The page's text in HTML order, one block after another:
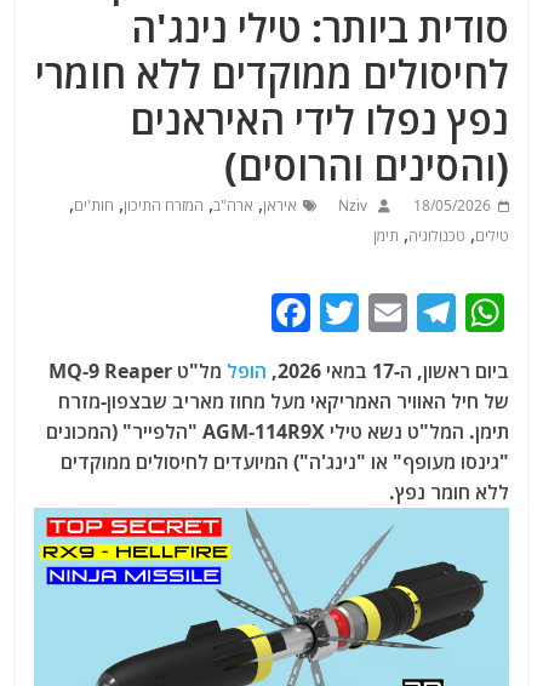
סודית ביותר: טילי נינג'ה
לחיסולים ממוקדים ללא חומרי
נפץ נפלו לידי האיראנים
(והסינים והרוסים)
18/05/2026
Nziv איראן, ארה"ב, המזרח התיכון, חות'ים,
טילים, טכנולוגיה, תימן
W
at
s
A
p
T
el
e
g
ra
m
E
ai
l
T
w
itt
er
c
e
b
o
o
k
ביום ראשון, ה-17 במאי 2026, הופל
מל"ט MQ-9 Reaper
של חיל האוויר האמריקאי מעל מחוז מאריב שבצפון-מזרח
תימן. המל"ט נשא טילי AGM-114R9X "הלפייר" (המכונים
"גינסו מעופף" או "נינג'ה") המיועדים לחיסולים ממוקדים
ללא חומר נפץ.